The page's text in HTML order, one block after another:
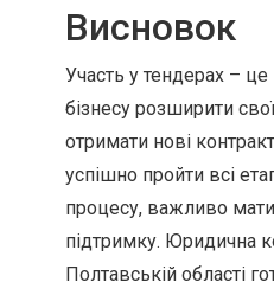
Висновок
Участь у тендерах –
бізнесу розширити
отримати нові
успішно пройти всі
процесу, важливо
підтримку. Юридична
Полтавській області